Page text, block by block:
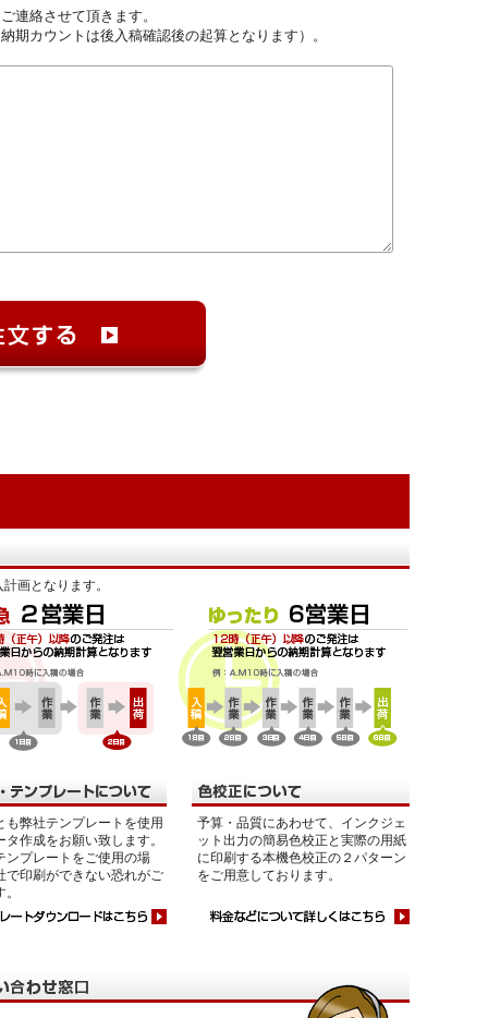
連絡させて頂きます。
期カウントは後入稿確認後の起算となります）。
画となります。
も弊社テンプレートを使用
タ作成をお願い致します。
ンプレートをご使用の場
で印刷ができない恐れがご
予算・品質にあわせて、インクジェ
ット出力の簡易色校正と実際の用紙
に印刷する本機色校正の２パターン
をご用意しております。